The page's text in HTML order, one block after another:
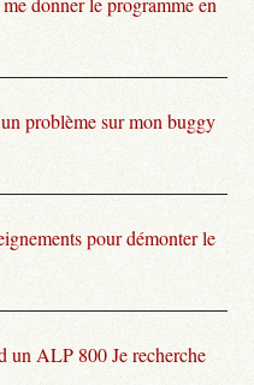
problème sur mon buggy
pour démonter le
un ALP 800 Je recherche